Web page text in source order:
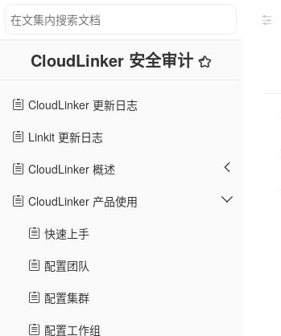
CloudLinker 安全审计
CloudLinker 更新日志
Linkit 更新日志
CloudLinker 概述
CloudLinker 产品使用
快速上手
配置团队
配置集群
配置工作组